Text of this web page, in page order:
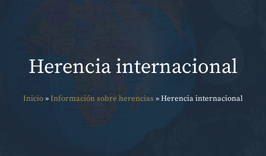
Herencia internacional
Inicio»Información sobre herencias »Herencia internacional